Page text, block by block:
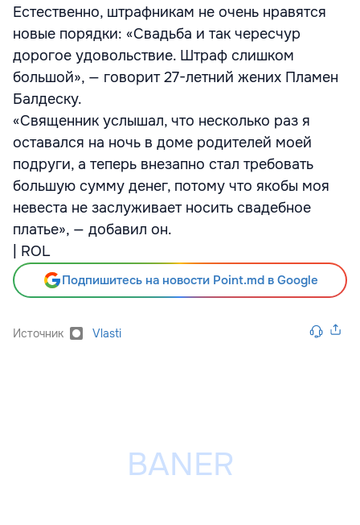
Естественно, штрафникам не очень нравятся
новые порядки: «Свадьба и так чересчур
дорогое удовольствие. Штраф слишком
большой», — говорит 27-летний жених Пламен
Балдеску.
«Священник услышал, что несколько раз я
оставался на ночь в доме родителей моей
подруги, а теперь внезапно стал требовать
большую сумму денег, потому что якобы моя
невеста не заслуживает носить свадебное
платье», — добавил он.
| ROL
Подпишитесь на новости Point.md в Google
Источник Vlasti